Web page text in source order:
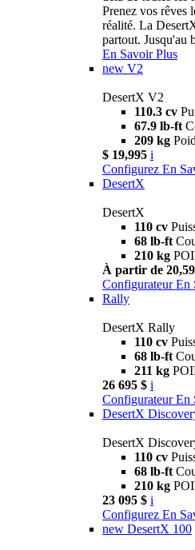
Prenez vos rêves
réalité. La
partout. Jusqu'au
En Savoir Plus
new V2
DesertX V2
110.3 cv
67.9 lb-ft
209 kg
$ 19,995 i
Configurez En
DesertX
DesertX
110 cv
68 lb-ft
210 kg
À partir de
Configurateur En
Rally
DesertX Rally
110 cv
68 lb-ft
211 kg
26 695 $ i
Configurateur En
DesertX
DesertX
110 cv
68 lb-ft
210 kg
23 095 $ i
Configurez En
new DesertX 100